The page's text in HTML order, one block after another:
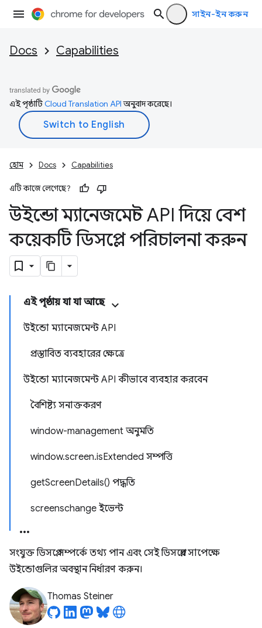
সাইন-ইন করুন
Docs Capabilities
এই পৃষ্ঠাটিCloud Translation APIঅনুবাদ করেছে।
হোম Docs Capabilities
এটি কাজে লেগেছে?
উইন্ডো ম্যানেজমেন্ট API দিয়ে বেশ
কয়েকটি ডিসপ্লে পরিচালনা করুন
এই পৃষ্ঠায় যা যা আছে
উইন্ডো ম্যানেজমেন্ট API
প্রস্তাবিত ব্যবহারের ক্ষেত্রে
উইন্ডো ম্যানেজমেন্ট API কীভাবে ব্যবহার করবেন
বৈশিষ্ট্য সনাক্তকরণ
window-management অনুমতি
window.screen.isExtended সম্পত্তি
getScreenDetails() পদ্ধতি
screenschange ইভেন্ট
সংযুক্ত ডিসপ্লে সম্পর্কে তথ্য পান এবং সেই ডিসপ্লের সাপেক্ষে
উইন্ডোগুলির অবস্থান নির্ধারণ করুন।
Thomas Steiner